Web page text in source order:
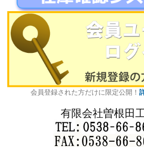
会員登録された方だけに限定公開！
有限会社曽根田